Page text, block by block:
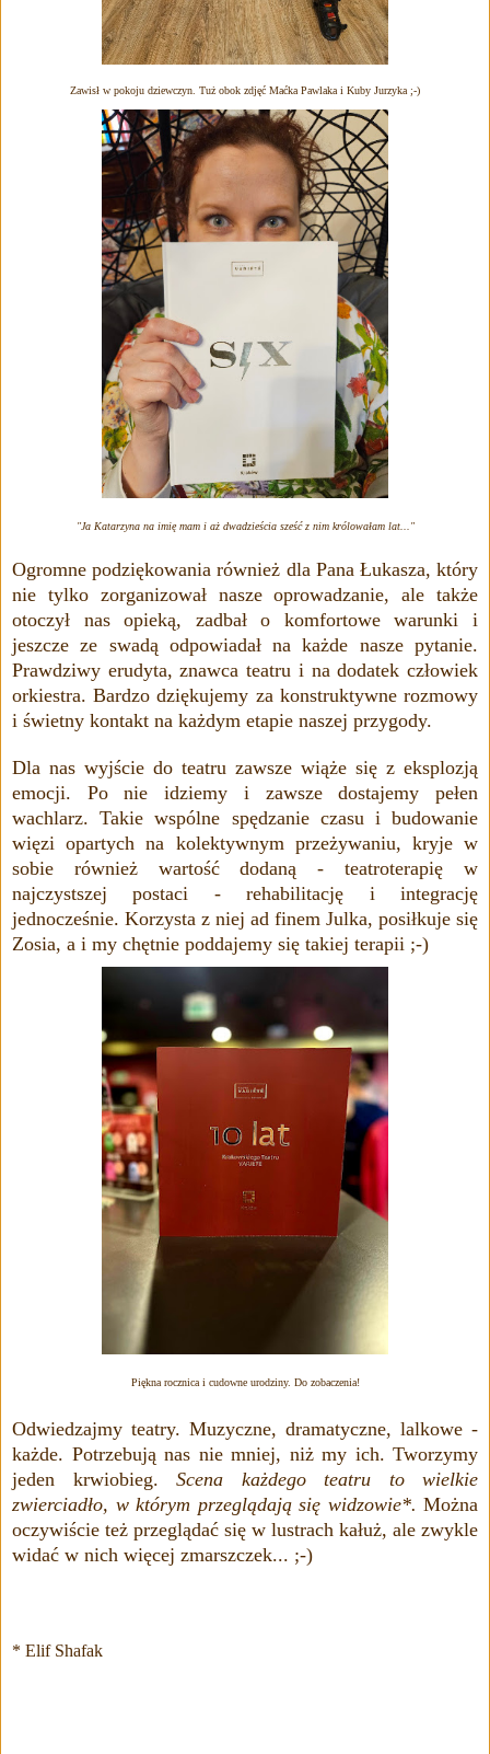
Zawisł w pokoju dziewczyn. Tuż obok zdjęć Maćka Pawlaka i Kuby Jurzyka ;-)
"Ja Katarzyna na imię mam i aż dwadzieścia sześć z nim królowałam lat..."
Ogromne podziękowania również dla Pana Łukasza, który
nie tylko zorganizował nasze oprowadzanie, ale także
otoczył nas opieką, zadbał o komfortowe warunki i
jeszcze ze swadą odpowiadał na każde nasze pytanie.
Prawdziwy erudyta, znawca teatru i na dodatek człowiek
orkiestra. Bardzo dziękujemy za konstruktywne rozmowy
i świetny kontakt na każdym etapie naszej przygody.
Dla nas wyjście do teatru zawsze wiąże się z eksplozją
emocji. Po nie idziemy i zawsze dostajemy pełen
wachlarz. Takie wspólne spędzanie czasu i budowanie
więzi opartych na kolektywnym przeżywaniu, kryje w
sobie również wartość dodaną - teatroterapię w
najczystszej postaci - rehabilitację i integrację
jednocześnie. Korzysta z niej ad finem Julka, posiłkuje się
Zosia, a i my chętnie poddajemy się takiej terapii ;-)
Piękna rocznica i cudowne urodziny. Do zobaczenia!
Odwiedzajmy teatry. Muzyczne, dramatyczne, lalkowe -
każde. Potrzebują nas nie mniej, niż my ich. Tworzymy
jeden krwiobieg. Scena każdego teatru to wielkie
zwierciadło, w którym przeglądają się widzowie*. Można
oczywiście też przeglądać się w lustrach kałuż, ale zwykle
widać w nich więcej zmarszczek... ;-)
* Elif Shafak